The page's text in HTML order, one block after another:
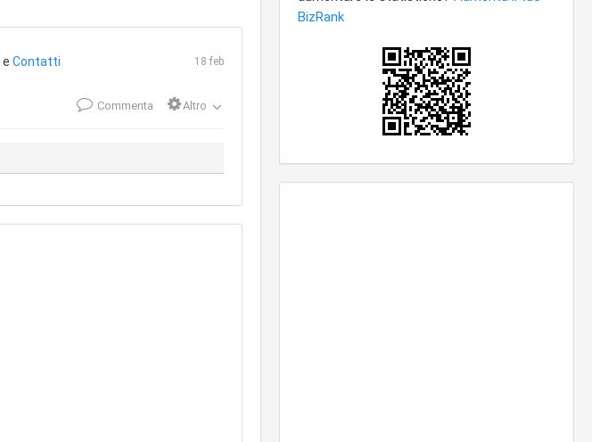
e Contatti 18 feb
Commenta Altro